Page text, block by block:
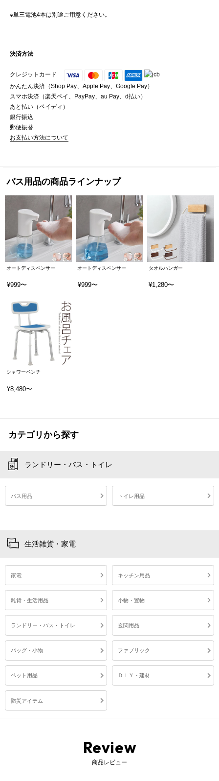
※単三電池4本は別途ご用意ください。
決済方法
クレジットカード
かんたん決済（Shop Pay、Apple Pay、Google Pay）
スマホ決済（楽天ペイ、PayPay、au Pay、d払い）
あと払い（ペイディ）
銀行振込
郵便振替
お支払い方法について
バス用品の商品ラインナップ
オートディスペンサー
¥999〜
オートディスペンサー
¥999〜
タオルハンガー
¥1,280〜
シャワーベンチ
¥8,480〜
カテゴリから探す
ランドリー・バス・トイレ
バス用品 トイレ用品
生活雑貨・家電
家電 キッチン用品
雑貨・生活用品 小物・置物
ランドリー・バス・トイレ 玄関用品
バッグ・小物 ファブリック
ペット用品 ＤＩＹ・建材
防災アイテム
Review
商品レビュー